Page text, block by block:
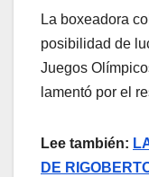
La boxeadora
posibilidad de
Juegos
lamentó por el
Lee también:
DE